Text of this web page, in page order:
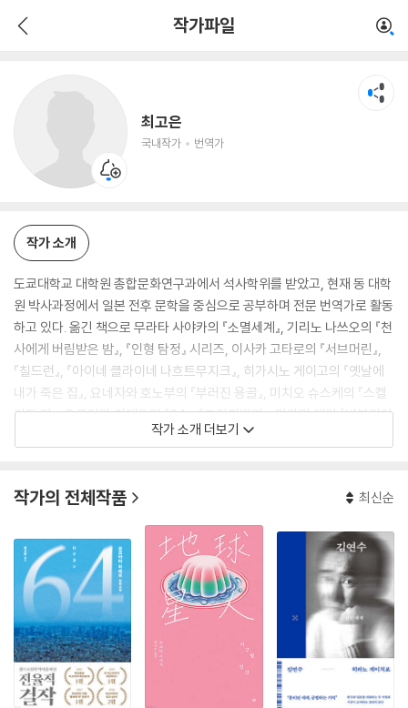
작가파일
최고은
국내작가 번역가
작가 소개
도쿄대학교 대학원 총합문화연구과에서 석사학위를 받았고, 현재 동 대학
원 박사과정에서 일본 전후 문학을 중심으로 공부하며 전문 번역가로 활동
하고 있다. 옮긴 책으로 무라타 사야카의 『소멸세계』, 기리노 나쓰오의 『천
사에게 버림받은 밤』, 『인형 탐정』 시리즈, 이사카 고타로의 『서브머린』,
『칠드런』, 『아이네 클라이네 나흐트무지크』, 히가시노 게이고의 『옛날에
내가 죽은 집』, 요네자와 호노부의 『부러진 용골』, 미치오 슈스케의 『스켈
리튼 키』, 요코야마 히데오의 『64』, 『그림자밟기』, 미카미 엔의 [비블리아
고서당 사건수첩] 시리즈, 모리무라 세이치의 [증명] 시리즈를 비롯해 『인
도의 비밀』, 『백년법 상,하』, 『골든애플』 등 다수가 있다.
작가 소개 더보기
작가의 전체작품 최신순